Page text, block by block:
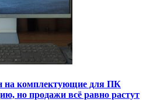
на комплектующие для ПК
но продажи всё равно растут